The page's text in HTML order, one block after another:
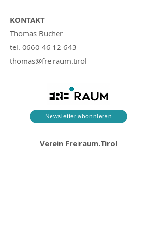
KONTAKT
Thomas Bucher
tel. 0660 46 12 643
thomas@freiraum.tirol
Newsletter abonnieren
Verein Freiraum.Tirol